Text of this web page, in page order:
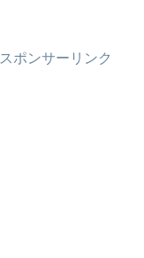
スポンサーリンク